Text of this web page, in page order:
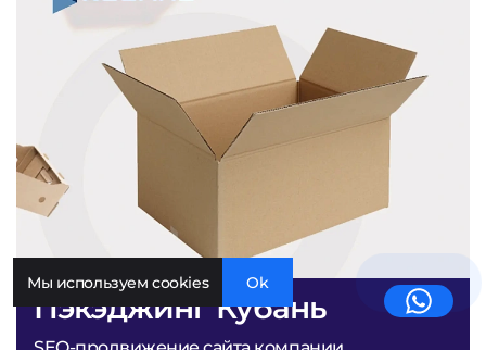
Пэкэджинг Кубань
Мы используем cookies Ok